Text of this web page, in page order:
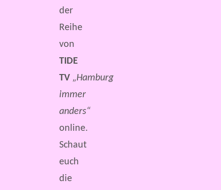
der
Reihe
von
TIDE
TV „Hamburg
immer
anders“
online.
Schaut
euch
die